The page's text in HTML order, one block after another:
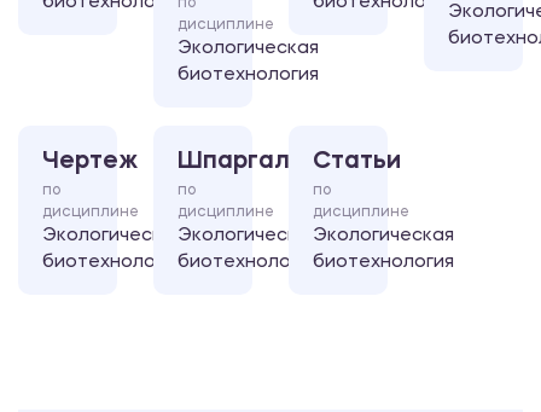
по
дисциплине
Экологическая
биотехнология
Чертеж
по
дисциплине
Экологическая
биотехнология
Шпаргалка
по
дисциплине
Экологическая
биотехнология
Статьи
по
дисциплине
Экологическая
биотехнология